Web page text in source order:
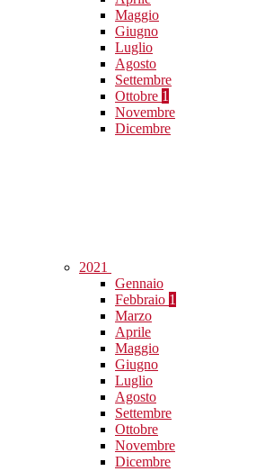
Maggio
Giugno
Luglio
Agosto
Settembre
Ottobre 1
Novembre
Dicembre
2021
Gennaio
Febbraio 1
Marzo
Aprile
Maggio
Giugno
Luglio
Agosto
Settembre
Ottobre
Novembre
Dicembre